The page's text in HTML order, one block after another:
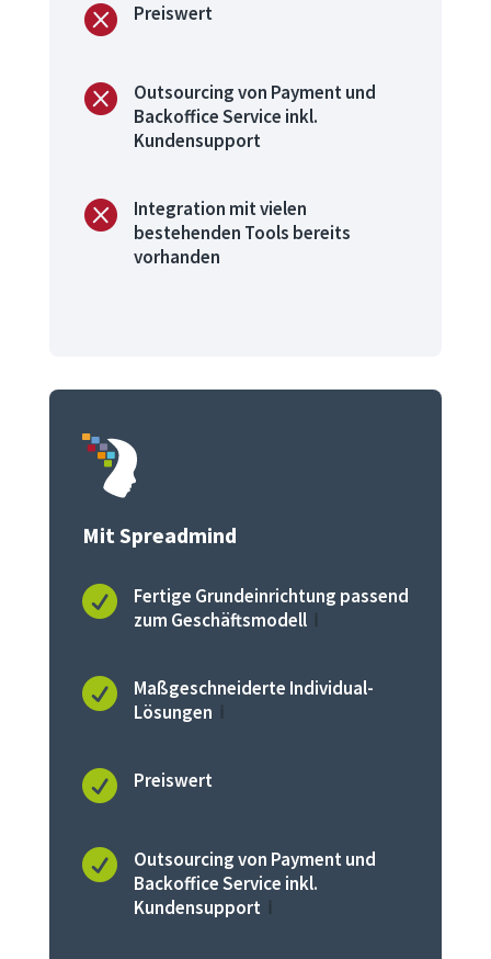
 Preiswert

Outsourcing von Payment und
Backoffice Service inkl.
Kundensupport

Integration mit vielen
bestehenden Tools bereits
vorhanden
Mit Spreadmind

Fertige Grundeinrichtung passend
zum Geschäftsmodell ℹ️

Maßgeschneiderte Individual-
Lösungen ℹ️
 Preiswert

Outsourcing von Payment und
Backoffice Service inkl.
Kundensupport ℹ️